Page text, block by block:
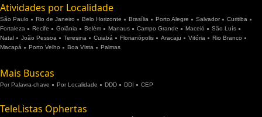
Atividades por Localidade
São Paulo Rio de Janeiro Belo Horizonte Brasília Porto Alegre Salvador
Curitiba
Fortaleza
Recife Goiânia Belém Manaus Campo Grande Maceió
São Luís
Natal
João Pessoa Teresina Cuiabá Florianópolis Aracaju Vitória
Rio Branco
Macapá
Porto Velho Boa Vista Palmas
Mais Buscas
Por Palavra-chave Por Localidade DDD DDI CEP
TeleListas Ophertas